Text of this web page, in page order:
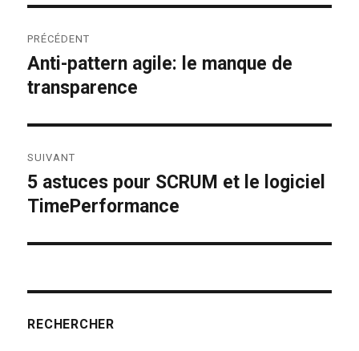
de
l’article
PRÉCÉDENT
Publication
précédente :
Anti-pattern agile: le manque de
transparence
SUIVANT
Publication
suivante :
5 astuces pour SCRUM et le logiciel
TimePerformance
RECHERCHER